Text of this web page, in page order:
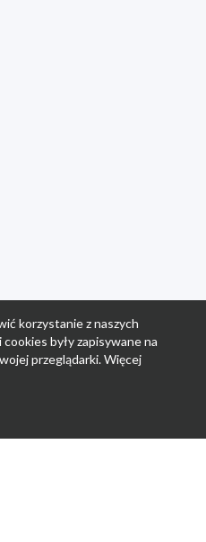
korzystanie z naszych
były zapisywane na
przeglądarki. Więcej